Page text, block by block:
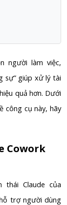
người làm việc,
sự” giúp xử lý tài
quả hơn. Dưới
công cụ này, hãy
Cowork
thái Claude của
trợ người dùng